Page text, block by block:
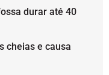
durar até 40
cheias e causa